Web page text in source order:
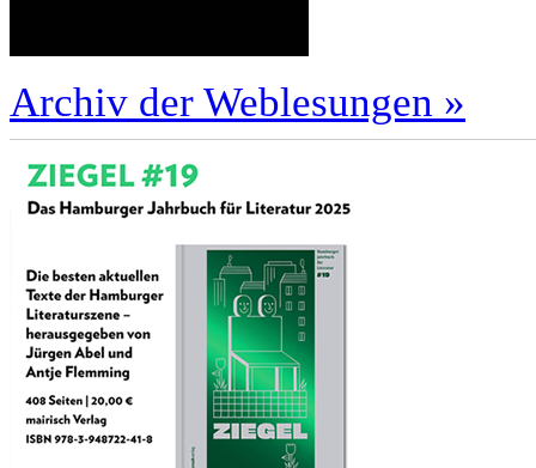
Archiv der Weblesungen »